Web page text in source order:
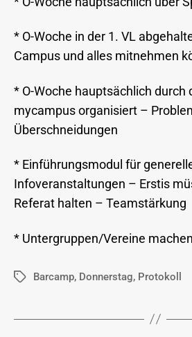
* O-Woche in der 1. VL
Campus und alles mitnehmen
* O-Woche hauptsächlich durch
mycampus organisiert –
Überschneidungen
* Einführungsmodul für
Infoveranstaltungen – Erstis
Referat halten – Teamstärkung
* Untergruppen/Vereine
Schlagwörter
Barcamp, Donnerstag, Protokoll